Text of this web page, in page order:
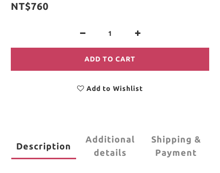
NT$760
ADD TO CART
Add to Wishlist
Description
Additional
details
Shipping &
Payment